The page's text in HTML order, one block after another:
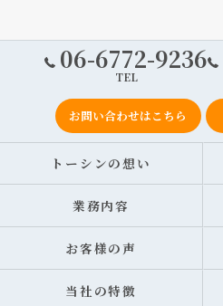
06-6772-9236
TEL
お問い合わせはこちら
トーシンの想い
業務内容
お客様の声
当社の特徴